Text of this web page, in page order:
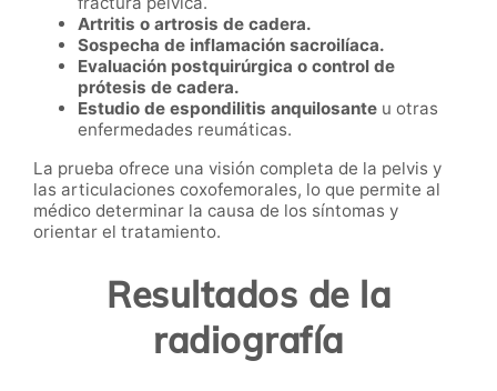
Artritis o artrosis de cadera.
Sospecha de inflamación sacroilíaca.
Evaluación postquirúrgica o control de
prótesis de cadera.
Estudio de espondilitis anquilosante u otras
enfermedades reumáticas.
La prueba ofrece una visión completa de la pelvis y
las articulaciones coxofemorales, lo que permite al
médico determinar la causa de los síntomas y
orientar el tratamiento.
Resultados de la
radiografía